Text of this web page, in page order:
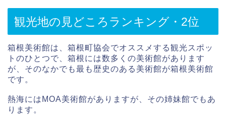
観光地の見どころランキング・2位
箱根美術館は、箱根町協会でオススメする観光スポッ
トのひとつで、箱根には数多くの美術館があります
が、そのなかでも最も歴史のある美術館が箱根美術館
です。
熱海にはMOA美術館がありますが、その姉妹館でもあ
ります。